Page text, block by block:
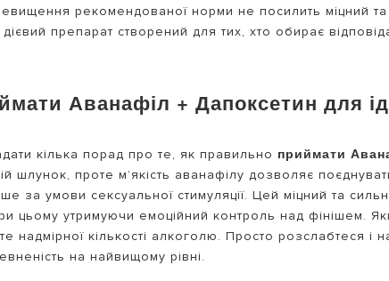
рекомендованої норми не посилить міцний
препарат створений для тих, хто обирає
Аванафіл + Дапоксетин для
кілька порад про те, як правильно приймати
шлунок, проте м’якість аванафілу дозволяє
за умови сексуальної стимуляції. Цей міцний та
цьому утримуючи емоційний контроль над фінішем.
надмірної кількості алкоголю. Просто розслабтеся
на найвищому рівні.